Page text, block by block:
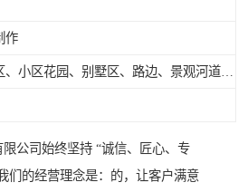
作
公司始终坚持 “诚信、匠心、专
们的经营理念是：的，让客户满意